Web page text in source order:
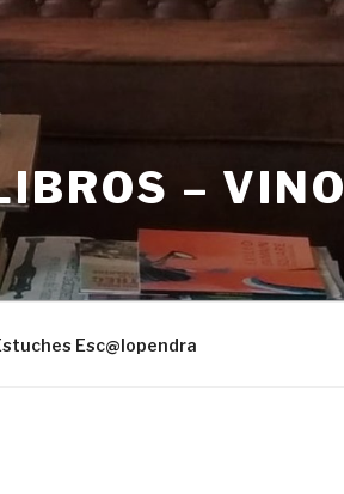
– VINO
Esc@lopendra